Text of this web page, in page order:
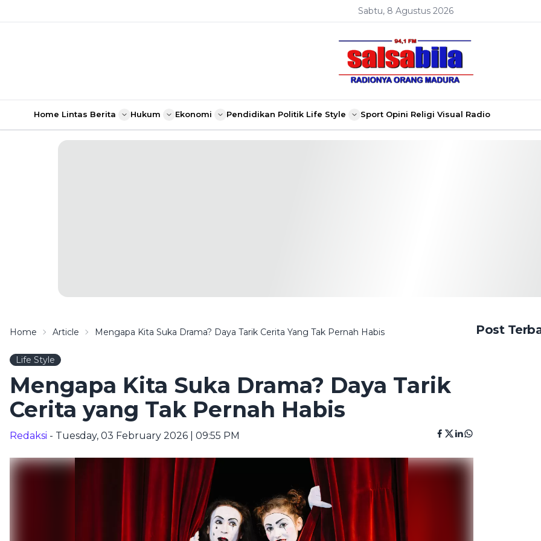
Sabtu, 8 Agustus 2026
Home Lintas Berita Hukum Ekonomi Pendidikan Politik Life Style Sport Opini Religi Visual Radio
Home Article Mengapa Kita Suka Drama? Daya Tarik Cerita Yang Tak Pernah Habis
Life Style
Mengapa Kita Suka Drama? Daya Tarik
Cerita yang Tak Pernah Habis
Redaksi - Tuesday, 03 February 2026 | 09:55 PM
Post